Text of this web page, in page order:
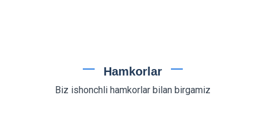
Hamkorlar
Biz ishonchli hamkorlar bilan birgamiz